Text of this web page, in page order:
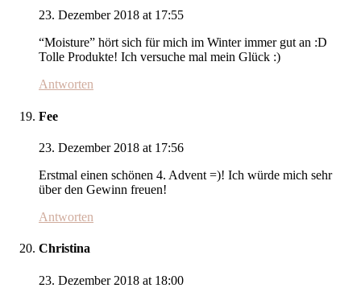
23. Dezember 2018 at 17:55
“Moisture” hört sich für mich im Winter immer gut an :D
Tolle Produkte! Ich versuche mal mein Glück :)
Antworten
Fee
23. Dezember 2018 at 17:56
Erstmal einen schönen 4. Advent =)! Ich würde mich sehr
über den Gewinn freuen!
Antworten
Christina
23. Dezember 2018 at 18:00